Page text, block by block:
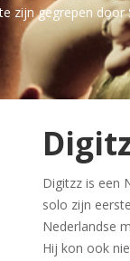
zijn gegrepen
Digitzz is een
solo zijn
Nederlandse
Hij kon ook